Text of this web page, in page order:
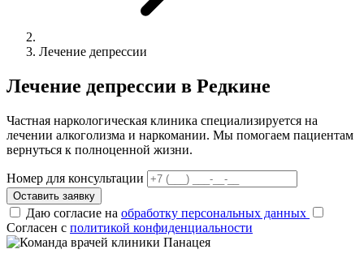
Лечение депрессии
Лечение депрессии в Редкине
Частная наркологическая клиника специализируется на
лечении алкоголизма и наркомании. Мы помогаем пациентам
вернуться к полноценной жизни.
Номер для консультации
Оставить заявку
Даю согласие на обработку персональных данных
Согласен с политикой конфиденциальности